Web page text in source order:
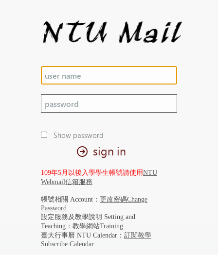
Show password
sign in
109年5月以後入學學生帳號請使用NTU
Webmail信箱服務
帳號相關 Account： 更改密碼Change
Password
設定服務及教學說明 Setting and
Teaching： 教學網站Training
臺大行事曆 NTU Calendar： 訂閱教學
Subscribe Calendar